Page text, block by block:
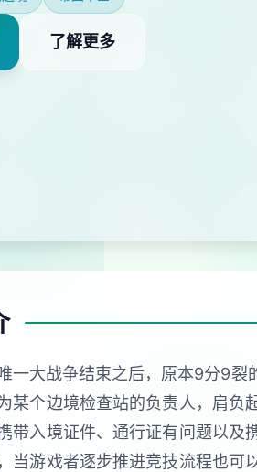
了解更多
一大战争结束之后，原本9分9
某个边境检查站的负责人，肩
带入境证件、通行证有问题以
当游戏者逐步推进竞技流程也